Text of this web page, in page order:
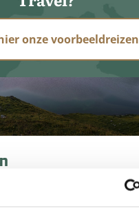
onze voorbeeldreizen